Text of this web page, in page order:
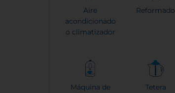
Aire
acondicionado
o climatizador
Reformado
Máquina de
Tetera